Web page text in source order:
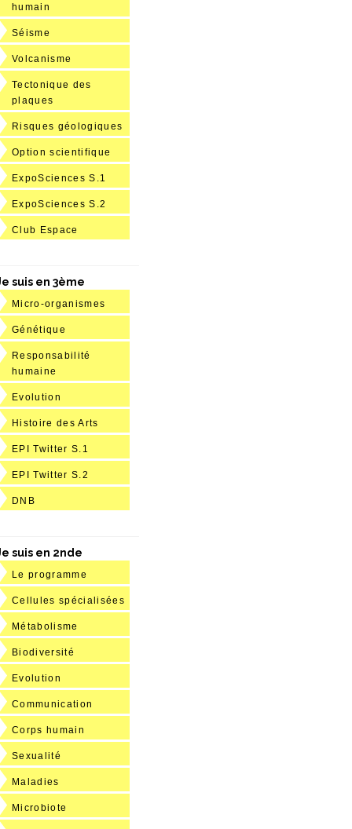
humain
Séisme
Volcanisme
Tectonique des
plaques
Risques géologiques
Option scientifique
ExpoSciences S.1
ExpoSciences S.2
Club Espace
suis en 3ème
Micro-organismes
Génétique
Responsabilité
humaine
Evolution
Histoire des Arts
EPI Twitter S.1
EPI Twitter S.2
DNB
suis en 2nde
Le programme
Cellules spécialisées
Métabolisme
Biodiversité
Evolution
Communication
Corps humain
Sexualité
Maladies
Microbiote